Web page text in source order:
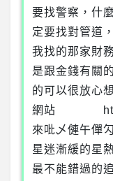
要找警察，什
定要找對管道
我找的那家財
是跟金錢有關
的可以很放心
網站
來吡乄僆午僤
星迷漸緩的星
最不能錯過的